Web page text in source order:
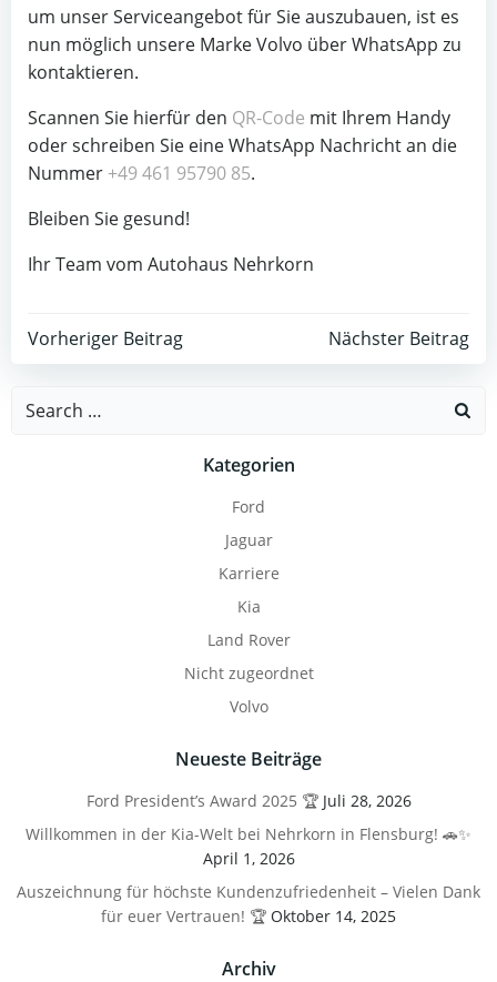
um unser Serviceangebot für Sie auszubauen, ist es
nun möglich unsere Marke Volvo über WhatsApp zu
kontaktieren.
Scannen Sie hierfür den QR-Code mit Ihrem Handy
oder schreiben Sie eine WhatsApp Nachricht an die
Nummer +49 461 95790 85.
Bleiben Sie gesund!
Ihr Team vom Autohaus Nehrkorn
Beitragsnavigation
Vorheriger Beitrag Nächster Beitrag
Search
Kategorien
Ford
Jaguar
Karriere
Kia
Land Rover
Nicht zugeordnet
Volvo
Neueste Beiträge
Ford President’s Award 2025 🏆 Juli 28, 2026
Willkommen in der Kia-Welt bei Nehrkorn in Flensburg! 🚗✨
April 1, 2026
Auszeichnung für höchste Kundenzufriedenheit – Vielen Dank
für euer Vertrauen! 🏆 Oktober 14, 2025
Archiv